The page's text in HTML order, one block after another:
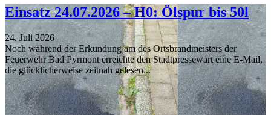
Einsatz 24.07.2026 – H0: Ölspur bis 50l
24. Juli 2026
Noch während der Erkundung am des Ortsbrandmeisters der
Feuerwehr Bad Pyrmont erreichte den Stadtpressewart eine E-Mail,
die glücklicherweise zeitnah gelesen...